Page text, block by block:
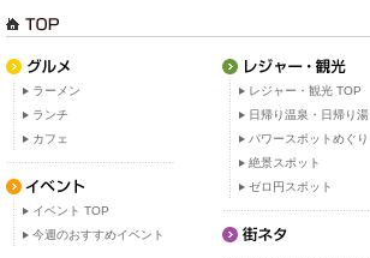
ラーメン
ランチ
カフェ
イベント TOP
今週のおすすめイベント
レジャー・観光 TOP
日帰り温泉・日帰り湯
パワースポットめぐり
絶景スポット
ゼロ円スポット